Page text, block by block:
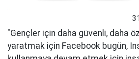
"Gençler için daha güvenli, daha
yaratmak için Facebook bugün,